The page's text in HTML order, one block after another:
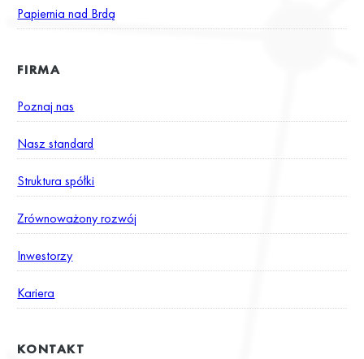
Papiernia nad Brdą
FIRMA
Poznaj nas
Nasz standard
Struktura spółki
Zrównoważony rozwój
Inwestorzy
Kariera
KONTAKT